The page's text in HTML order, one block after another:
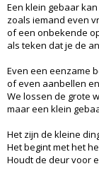
Een klein gebaar
zoals iemand even
of een onbekende
als teken dat je de
Even een eenzame
of even aanbellen
We lossen de grote
maar een klein
Het zijn de kleine
Het begint met het
Houdt de deur voor